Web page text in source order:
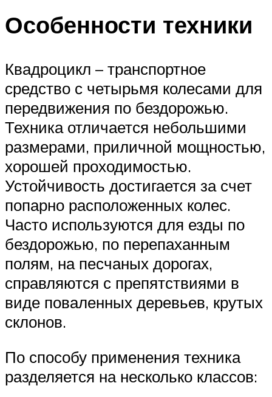
Особенности техники
Квадроцикл – транспортное
средство с четырьмя колесами для
передвижения по бездорожью.
Техника отличается небольшими
размерами, приличной мощностью,
хорошей проходимостью.
Устойчивость достигается за счет
попарно расположенных колес.
Часто используются для езды по
бездорожью, по перепаханным
полям, на песчаных дорогах,
справляются с препятствиями в
виде поваленных деревьев, крутых
склонов.
По способу применения техника
разделяется на несколько классов: